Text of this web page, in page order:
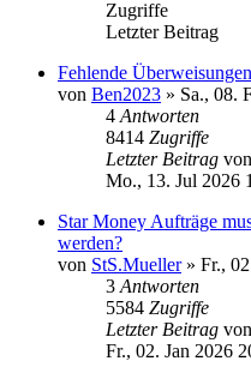
Zugriffe
Letzter Beitrag
Fehlende Überweisungen
von Ben2023 » Sa., 08.
4 Antworten
8414 Zugriffe
Letzter Beitrag von
Mo., 13. Jul 2026
Star Money Aufträge
werden?
von StS.Mueller» Fr.,
3 Antworten
5584 Zugriffe
Letzter Beitrag von
Fr., 02. Jan 2026